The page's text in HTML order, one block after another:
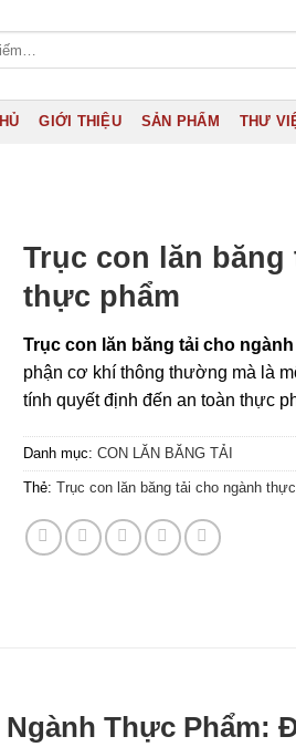
GIỚI THIỆU SẢN PHẨM THƯ
Trục con lăn băng
thực phẩm
Trục con lăn băng tải cho
phận cơ khí thông thường mà là
tính quyết định đến an toàn thực
Danh mục:CON LĂN BĂNG TẢI
Thẻ:Trục con lăn băng tải cho ngành
Thực Phẩm: